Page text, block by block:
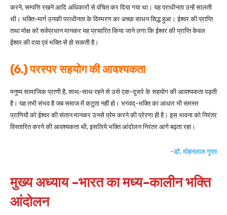
करने, सम्पत्ति रखने आदि अधिकारों से वंचित कर दिया गया था। यह पराधीनता उन्हें सालती
थी। भक्ति-मार्ग उनकी पराधीनता के विस्मरण का अच्छा साधन सिद्ध हुआ। ईश्वर की प्राप्ति
तथा मोक्ष को सर्वप्रधान मानकर यह प्रचारित किया जाने लगा कि ईश्वर की प्राप्ति केवल
ईश्वर की दया एवं भक्ति से हो सकती है।
(6.) परस्पर सहयोग की आवश्यकता
मनुष्य सामाजिक प्राणी है, साथ-साथ रहने से उसे एक-दूसरे के सहयोग की आवश्यकता पड़ती
है। यह तभी संभव है जब समाज में कटुता नहीं हो। भगवद्-भक्ति का आधार भी समस्त
प्राणियों को ईश्वर की संतान मानकर उनसे प्रेम करने की प्रेरणा ही है। इस भावना को निरंतर
विस्तारित करने की आवश्यकता थी, इसलिये भक्ति आंदोलन निरंतर आगे बढ़ता रहा।
-डॉ. मोहनलाल गुप्ता
मुख्य अध्याय -भारत का मध्य-कालीन भक्ति
आंदोलन